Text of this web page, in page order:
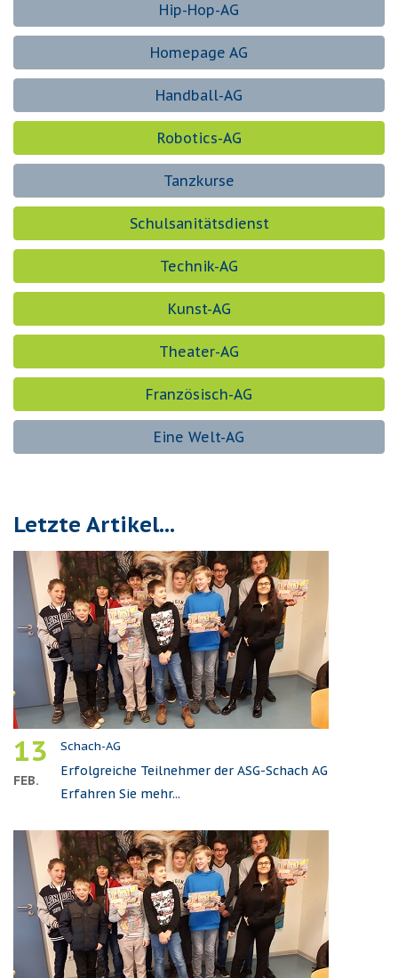
Hip-Hop-AG
Homepage AG
Handball-AG
Robotics-AG
Tanzkurse
Schulsanitätsdienst
Technik-AG
Kunst-AG
Theater-AG
Französisch-AG
Eine Welt-AG
Letzte Artikel...
13
FEB.
Schach-AG
Erfolgreiche Teilnehmer der ASG-Schach AG
Erfahren Sie mehr...